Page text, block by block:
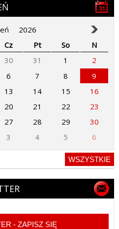
2026
Cz Pt So
N
30 31 1
2
6 7 8
9
13 14 15
16
20 21 22
23
27 28 29
30
3 4 5 6
WSZYSTKIE
- ZAPISZ SIĘ